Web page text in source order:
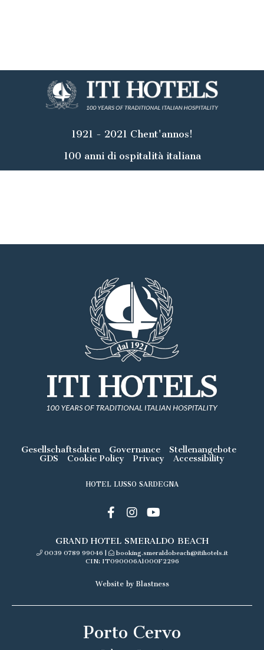
1921 - 2021 Chent'annos!
100 anni di ospitalità italiana
Gesellschaftsdaten Governance
Stellenangebote
GDS
Cookie Policy Privacy Accessibility
HOTEL LUSSO SARDEGNA
GRAND HOTEL SMERALDO BEACH
0039 0789 99046 |
booking.smeraldobeach@itihotels.it
CIN: IT090006A1000F2296
Website by Blastness
Porto Cervo